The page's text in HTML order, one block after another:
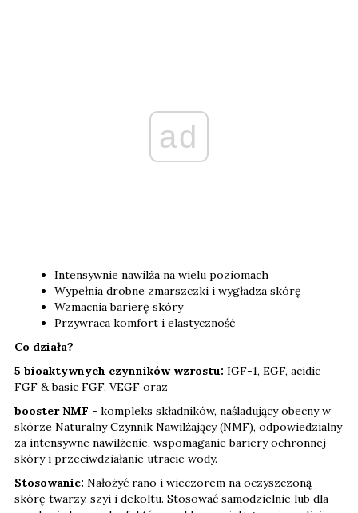
ad
Intensywnie nawilża na wielu poziomach
Wypełnia drobne zmarszczki i wygładza skórę
Wzmacnia barierę skóry
Przywraca komfort i elastyczność
Co działa?
5 bioaktywnych czynników wzrostu: IGF-1, EGF, acidic
FGF & basic FGF, VEGF oraz
booster NMF - kompleks składników, naśladujący obecny w
skórze Naturalny Czynnik Nawilżający (NMF), odpowiedzialny
za intensywne nawilżenie, wspomaganie bariery ochronnej
skóry i przeciwdziałanie utracie wody.
Stosowanie: Nałożyć rano i wieczorem na oczyszczoną
skórę twarzy, szyi i dekoltu. Stosować samodzielnie lub dla